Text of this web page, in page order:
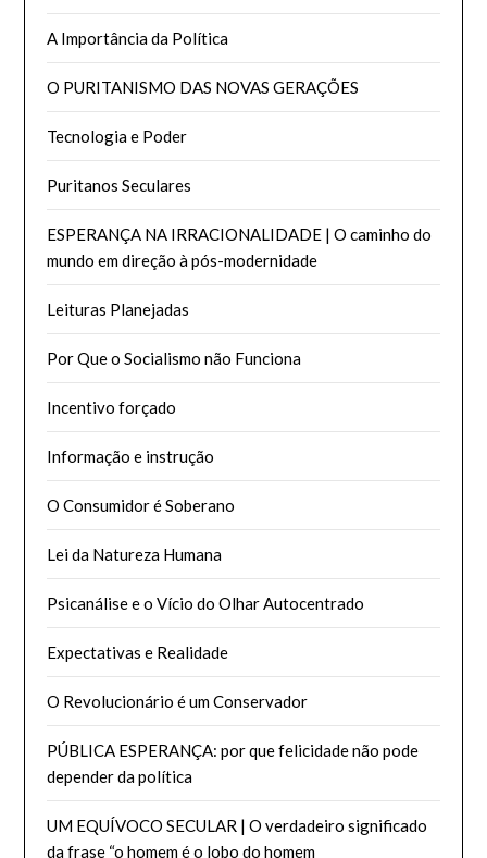
A Importância da Política
O PURITANISMO DAS NOVAS GERAÇÕES
Tecnologia e Poder
Puritanos Seculares
ESPERANÇA NA IRRACIONALIDADE | O caminho do
mundo em direção à pós-modernidade
Leituras Planejadas
Por Que o Socialismo não Funciona
Incentivo forçado
Informação e instrução
O Consumidor é Soberano
Lei da Natureza Humana
Psicanálise e o Vício do Olhar Autocentrado
Expectativas e Realidade
O Revolucionário é um Conservador
PÚBLICA ESPERANÇA: por que felicidade não pode
depender da política
UM EQUÍVOCO SECULAR | O verdadeiro significado
da frase “o homem é o lobo do homem